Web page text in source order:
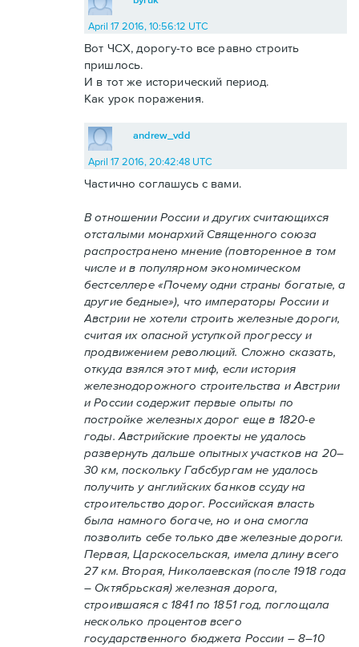
April 17 2016, 10:56:12 UTC
Вот ЧСХ, дорогу-то все равно строить
пришлось.
И в тот же исторический период.
Как урок поражения.
andrew_vdd
April 17 2016, 20:42:48 UTC
Частично соглашусь с вами.
В отношении России и других считающихся
отсталыми монархий Священного союза
распространено мнение (повторенное в том
числе и в популярном экономическом
бестселлере «Почему одни страны богатые, а
другие бедные»), что императоры России и
Австрии не хотели строить железные дороги,
считая их опасной уступкой прогрессу и
продвижением революций. Сложно сказать,
откуда взялся этот миф, если история
железнодорожного строительства и Австрии
и России содержит первые опыты по
постройке железных дорог еще в 1820-е
годы. Австрийские проекты не удалось
развернуть дальше опытных участков на 20–
30 км, поскольку Габсбургам не удалось
получить у английских банков ссуду на
строительство дорог. Российская власть
была намного богаче, но и она смогла
позволить себе только две железные дороги.
Первая, Царскосельская, имела длину всего
27 км. Вторая, Николаевская (после 1918 года
– Октябрьская) железная дорога,
строившаяся с 1841 по 1851 год, поглощала
несколько процентов всего
государственного бюджета России – 8–10